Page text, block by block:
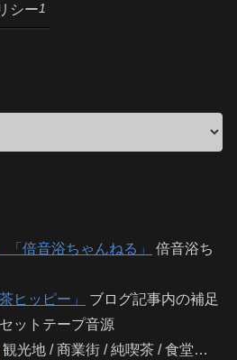
シー1
倍音浴ちゃんねる」
倍音浴ち
ヒッピー」
ブログ記事内の補足
トテープ音源
観光地 / 商業街 / 純喫茶 / 食堂…